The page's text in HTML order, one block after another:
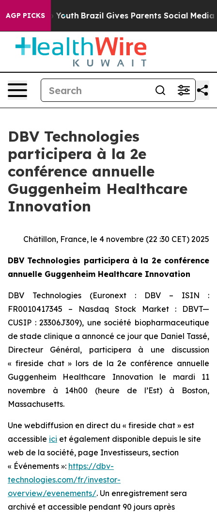
AGP PICKSto Youth Brazil Gives Parents Social Media
DBV Technologies
participera à la 2e
conférence annuelle
Guggenheim Healthcare
Innovation
Châtillon, France, le 4 novembre (22 :30 CET) 2025
DBV Technologies participera à la 2e conférence
annuelle Guggenheim Healthcare Innovation
DBV Technologies (Euronext : DBV – ISIN :
FR0010417345 – Nasdaq Stock Market : DBVT—
CUSIP : 23306J309), une société biopharmaceutique
de stade clinique a annoncé ce jour que Daniel Tassé,
Directeur Général, participera à une discussion
« fireside chat » lors de la 2e conférence annuelle
Guggenheim Healthcare Innovation le mardi 11
novembre à 14h00 (heure de l’Est) à Boston,
Massachusetts.
Une webdiffusion en direct du « fireside chat » est
accessible ici et également disponible depuis le site
web de la société, page Investisseurs, section
« Événements »: https://dbv-
technologies.com/fr/investor-
overview/evenements/. Un enregistrement sera
archivé et accessible pendant 90 jours après